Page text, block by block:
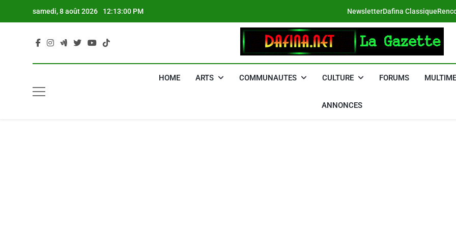
samedi, 8 août 2026 12:13:01 PM NewsletterDafina Classique
DAFINA
HOME ARTS COMMUNAUTES CULTURE FORUMS
ANNONCES